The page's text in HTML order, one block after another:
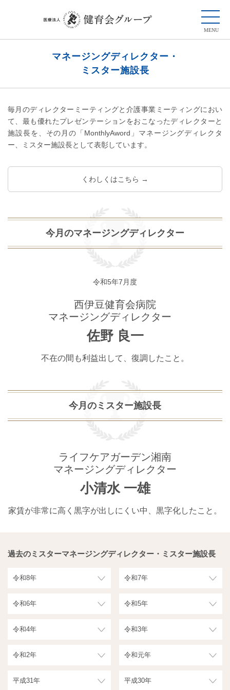
マネージングディレクター・
ミスター施設長
毎月のディレクターミーティングと介護事業ミーティングにおい
て、最も優れたプレゼンテーションをおこなったディレクターと
施設長を、その月の「MonthlyAword」マネージングディレクタ
ー、ミスター施設長として表彰しています。
くわしくはこちら →
今月のマネージングディレクター
令和5年7月度
西伊豆健育会病院
マネージングディレクター
佐野 良一
不在の間も利益出して、復調したこと。
今月のミスター施設長
ライフケアガーデン湘南
マネージングディレクター
小清水 一雄
家賃が非常に高く黒字が出しにくい中、黒字化したこと。
過去のミスターマネージングディレクター・ミスター施設長